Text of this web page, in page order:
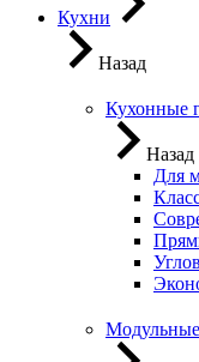
Кухни
Назад
Кухонные
Назад
Для